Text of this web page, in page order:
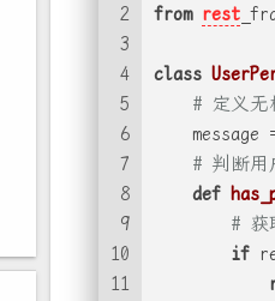
2
3
4
5
6
7
8
9
10
11
from rest
class
# 定义无
message
# 判断用
def
# 获
if